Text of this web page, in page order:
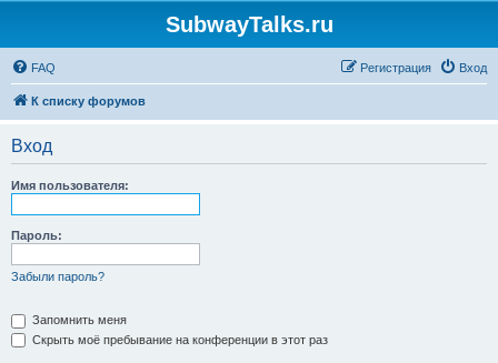
SubwayTalks.ru
FAQ Вход
Регистрация
К списку форумов
Вход
Имя пользователя:
Пароль:
Забыли пароль?
Запомнить меня
Скрыть моё пребывание на конференции в этот раз